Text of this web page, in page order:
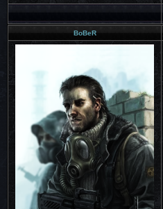
BoBeR